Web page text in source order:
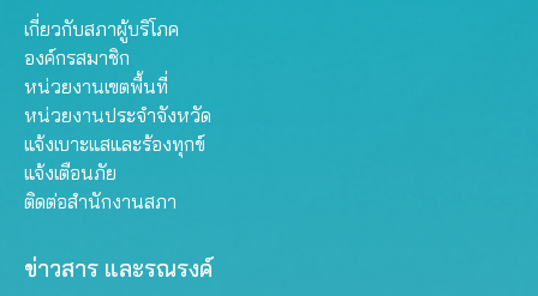
เกี่ยวกับสภาผู้บริโภค
องค์กรสมาชิก
หน่วยงานเขตพื้นที่
หน่วยงานประจำจังหวัด
แจ้งเบาะแสและร้องทุกข์
แจ้งเตือนภัย
ติดต่อสำนักงานสภา
ข่าวสาร และรณรงค์